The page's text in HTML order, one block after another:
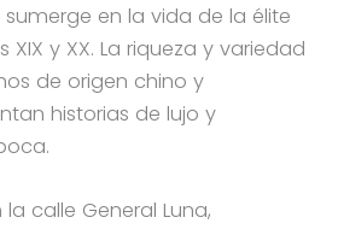
sumerge en la vida de la élite
XIX y XX. La riqueza y variedad
de origen chino y
historias de lujo y
calle General Luna,